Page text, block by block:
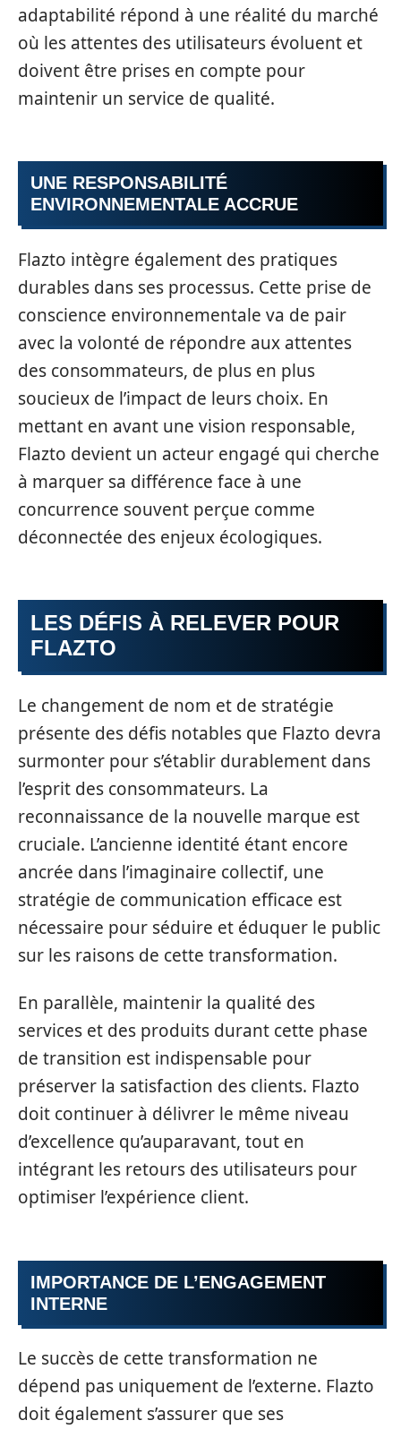
adaptabilité répond à une réalité du marché
où les attentes des utilisateurs évoluent et
doivent être prises en compte pour
maintenir un service de qualité.
UNE RESPONSABILITÉ
ENVIRONNEMENTALE ACCRUE
Flazto intègre également des pratiques
durables dans ses processus. Cette prise de
conscience environnementale va de pair
avec la volonté de répondre aux attentes
des consommateurs, de plus en plus
soucieux de l’impact de leurs choix. En
mettant en avant une vision responsable,
Flazto devient un acteur engagé qui cherche
à marquer sa différence face à une
concurrence souvent perçue comme
déconnectée des enjeux écologiques.
LES DÉFIS À RELEVER POUR
FLAZTO
Le changement de nom et de stratégie
présente des défis notables que Flazto devra
surmonter pour s’établir durablement dans
l’esprit des consommateurs. La
reconnaissance de la nouvelle marque est
cruciale. L’ancienne identité étant encore
ancrée dans l’imaginaire collectif, une
stratégie de communication efficace est
nécessaire pour séduire et éduquer le public
sur les raisons de cette transformation.
En parallèle, maintenir la qualité des
services et des produits durant cette phase
de transition est indispensable pour
préserver la satisfaction des clients. Flazto
doit continuer à délivrer le même niveau
d’excellence qu’auparavant, tout en
intégrant les retours des utilisateurs pour
optimiser l’expérience client.
IMPORTANCE DE L’ENGAGEMENT
INTERNE
Le succès de cette transformation ne
dépend pas uniquement de l’externe. Flazto
doit également s’assurer que ses